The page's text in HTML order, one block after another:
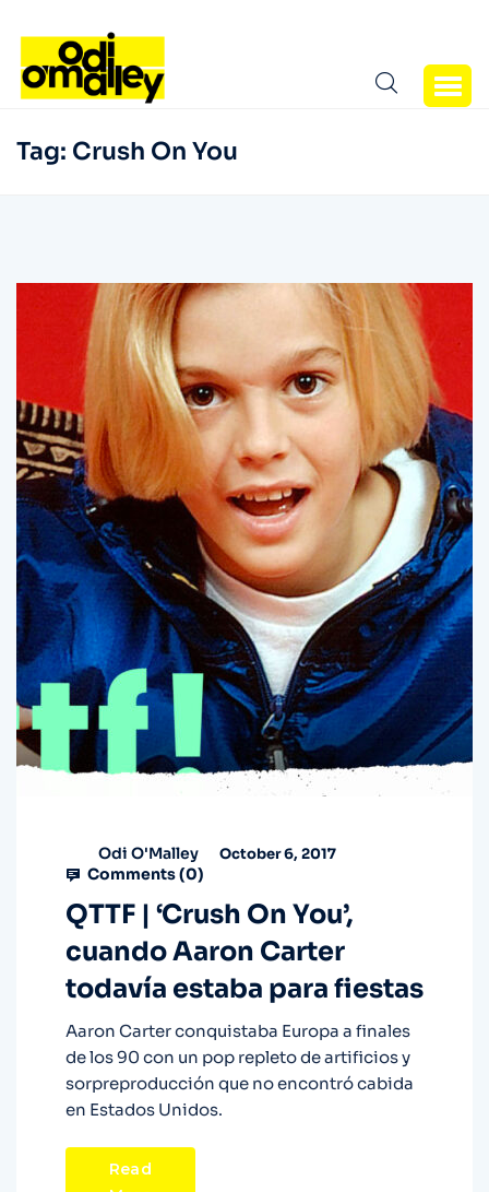
Tag: Crush On You
Odi O'Malley October 6, 2017
Comments (0)
QTTF | ‘Crush On You’,
cuando Aaron Carter
todavía estaba para fiestas
Aaron Carter conquistaba Europa a finales
de los 90 con un pop repleto de artificios y
sorpreproducción que no encontró cabida
en Estados Unidos.
Read